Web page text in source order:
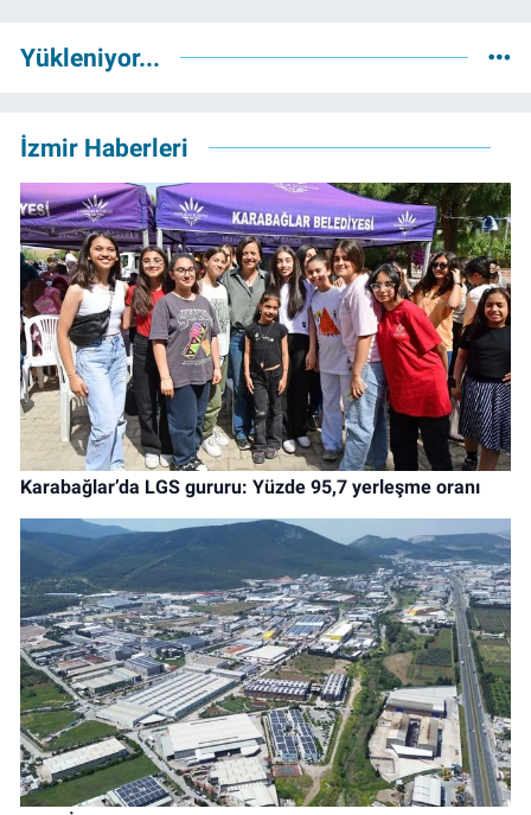
Yükleniyor...
İzmir Haberleri
Karabağlar’da LGS gururu: Yüzde 95,7 yerleşme oranı